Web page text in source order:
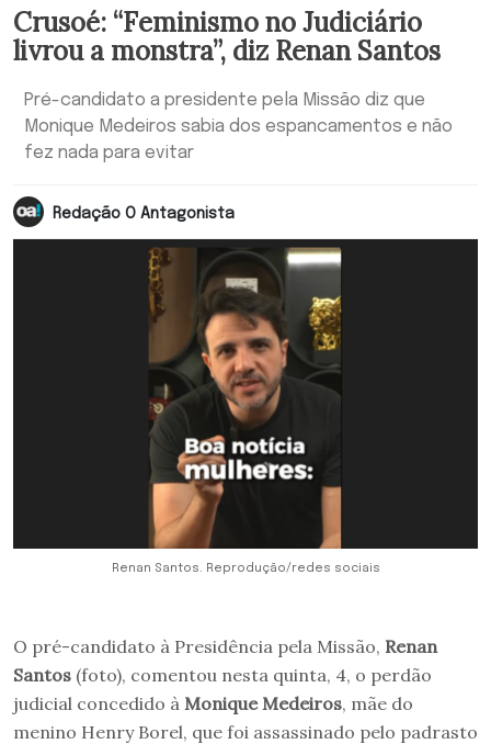
Crusoé: “Feminismo no Judiciário
livrou a monstra”, diz Renan Santos
Pré-candidato a presidente pela Missão diz que
Monique Medeiros sabia dos espancamentos e não
fez nada para evitar
Redação O Antagonista
Renan Santos. Reprodução/redes sociais
O pré-candidato à Presidência pela Missão, Renan
Santos (foto), comentou nesta quinta, 4, o perdão
judicial concedido à Monique Medeiros, mãe do
menino Henry Borel, que foi assassinado pelo padrasto